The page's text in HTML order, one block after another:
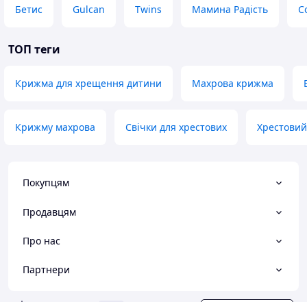
Бетис Gulcan Twins Мамина Радість
ТОП теги
Крижма для хрещення дитини Махрова крижма
Крижму махрова Свічки для хрестових
Покупцям
Продавцям
Про нас
Партнери